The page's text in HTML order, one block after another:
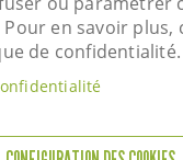
- Rue Vieille Saint
- Tél. 01 34
Horaires
en savoir plus,
de confidentialité.